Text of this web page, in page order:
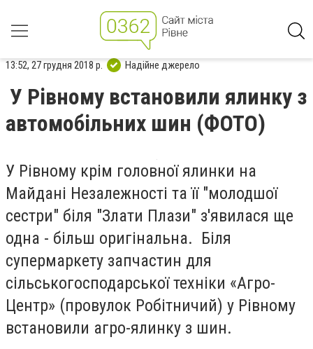
13:52, 27 грудня 2018 р. Надійне джерело
У Рівному встановили ялинку з
автомобільних шин (ФОТО)
У Рівному крім головної ялинки на
Майдані Незалежності та її "молодшої
сестри" біля "Злати Плази" з'явилася ще
одна - більш оригінальна. Біля
супермаркету запчастин для
сільськогосподарської техніки «Агро-
Центр» (провулок Робітничий) у Рівному
встановили агро-ялинку з шин.